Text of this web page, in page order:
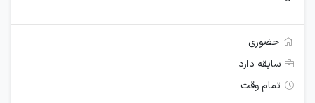
حضوری
سابقه دارد
تمام وقت